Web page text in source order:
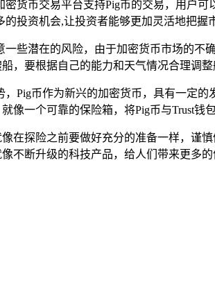
货币交易平台支持Pig币的交易，用户
投资机会,让投资者能够更加灵活地把握
些潜在的风险，由于加密货币市场的
，要根据自己的能力和天气情况合理调整
Pig币作为新兴的加密货币，具有一定
像一个可靠的保险箱，将Pig币与Trust钱
在探险之前要做好充分的准备一样，谨
不断升级的科技产品，给人们带来更多的